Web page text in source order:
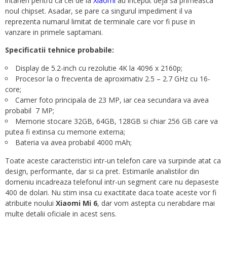
noul chipset. Asadar, se pare ca singurul impediment il va
reprezenta numarul limitat de terminale care vor fi puse in
vanzare in primele saptamani.
Specificatii tehnice probabile:
Display de 5.2-inch cu rezolutie 4K la 4096 x 2160p;
Procesor la o frecventa de aproximativ 2.5 – 2.7 GHz cu 16-
core;
Camer foto principala de 23 MP, iar cea secundara va avea
probabil 7 MP;
Memorie stocare 32GB, 64GB, 128GB si chiar 256 GB care va
putea fi extinsa cu memorie externa;
Bateria va avea probabil 4000 mAh;
Toate aceste caracteristici intr-un telefon care va surpinde atat ca
design, performante, dar si ca pret. Estimarile analistilor din
domeniu incadreaza telefonul intr-un segment care nu depaseste
400 de dolari. Nu stim insa cu exactitate daca toate aceste vor fi
atribuite noului Xiaomi Mi 6, dar vom astepta cu nerabdare mai
multe detalii oficiale in acest sens.